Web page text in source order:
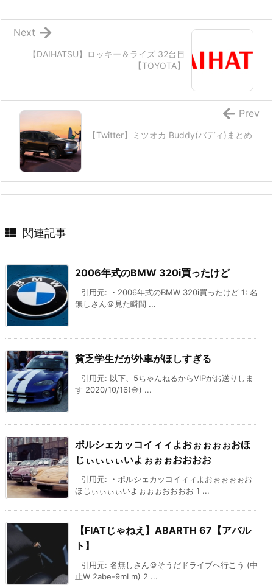
【DAIHATSU】ロッキー＆ライズ 32台目
【TOYOTA】
Next
【Twitter】ミツオカ Buddy(バディ)まとめ
Prev
関連記事
2006年式のBMW 320i買ったけど
引用元: ・2006年式のBMW 320i買ったけど 1: 名
無しさん＠見た瞬間 ...
貧乏学生だが外車がほしすぎる
引用元: 以下、5ちゃんねるからVIPがお送りしま
す 2020/10/16(金) ...
ポルシェカッコイィィよおぉぉぉぉおほ
じぃぃぃぃいよぉぉぉおおおお
引用元: ・ポルシェカッコイィィよおぉぉぉぉお
ほじぃぃぃぃいよぉぉぉおおおお 1 ...
【FIATじゃねえ】ABARTH 67【アバル
ト】
引用元: 名無しさん＠そうだドライブへ行こう (中
止W 2abe-9mLm) 2 ...